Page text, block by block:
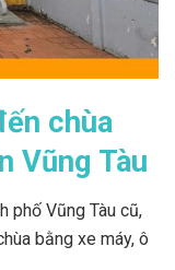
chùa
Vũng Tàu
phố Vũng Tàu cũ,
bằng xe máy, ô